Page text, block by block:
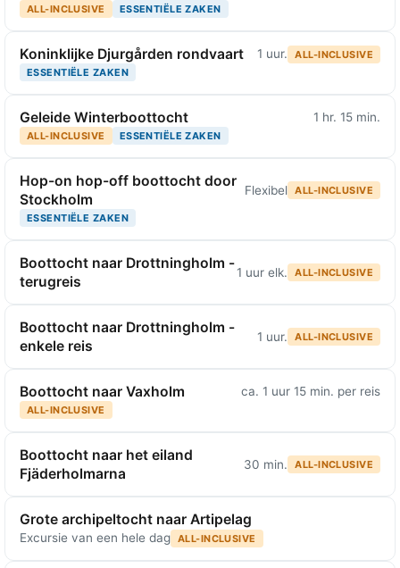
ALL-INCLUSIVE ESSENTIËLE ZAKEN
Koninklijke Djurgården rondvaart 1 uur.
ALL-INCLUSIVE
ESSENTIËLE ZAKEN
Geleide Winterboottocht 1 hr. 15 min.
ALL-INCLUSIVE ESSENTIËLE ZAKEN
Hop-on hop-off boottocht door
Stockholm
Flexibel ALL-INCLUSIVE
ESSENTIËLE ZAKEN
Boottocht naar Drottningholm -
terugreis
1 uur elk. ALL-INCLUSIVE
Boottocht naar Drottningholm -
enkele reis
1 uur. ALL-INCLUSIVE
Boottocht naar Vaxholm ca. 1 uur 15 min. per reis
ALL-INCLUSIVE
Boottocht naar het eiland
Fjäderholmarna
30 min. ALL-INCLUSIVE
Grote archipeltocht naar Artipelag
Excursie van een hele dag ALL-INCLUSIVE